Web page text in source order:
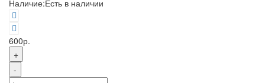
Наличие:Есть в наличии
600р.
+
-